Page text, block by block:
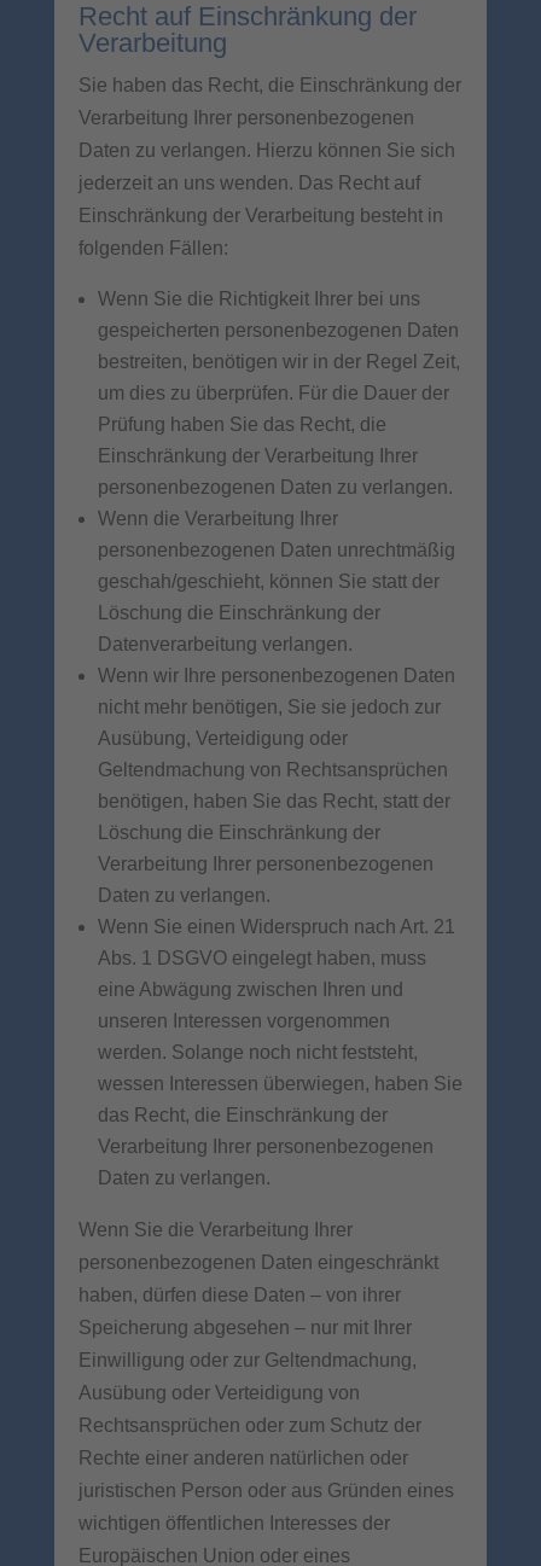
Recht auf Einschränkung der
Verarbeitung
Sie haben das Recht, die Einschränkung der
Verarbeitung Ihrer personenbezogenen
Daten zu verlangen. Hierzu können Sie sich
jederzeit an uns wenden. Das Recht auf
Einschränkung der Verarbeitung besteht in
folgenden Fällen:
Wenn Sie die Richtigkeit Ihrer bei uns
gespeicherten personenbezogenen Daten
bestreiten, benötigen wir in der Regel Zeit,
um dies zu überprüfen. Für die Dauer der
Prüfung haben Sie das Recht, die
Einschränkung der Verarbeitung Ihrer
personenbezogenen Daten zu verlangen.
Wenn die Verarbeitung Ihrer
personenbezogenen Daten unrechtmäßig
geschah/geschieht, können Sie statt der
Löschung die Einschränkung der
Datenverarbeitung verlangen.
Wenn wir Ihre personenbezogenen Daten
nicht mehr benötigen, Sie sie jedoch zur
Ausübung, Verteidigung oder
Geltendmachung von Rechtsansprüchen
benötigen, haben Sie das Recht, statt der
Löschung die Einschränkung der
Verarbeitung Ihrer personenbezogenen
Daten zu verlangen.
Wenn Sie einen Widerspruch nach Art. 21
Abs. 1 DSGVO eingelegt haben, muss
eine Abwägung zwischen Ihren und
unseren Interessen vorgenommen
werden. Solange noch nicht feststeht,
wessen Interessen überwiegen, haben Sie
das Recht, die Einschränkung der
Verarbeitung Ihrer personenbezogenen
Daten zu verlangen.
Wenn Sie die Verarbeitung Ihrer
personenbezogenen Daten eingeschränkt
haben, dürfen diese Daten – von ihrer
Speicherung abgesehen – nur mit Ihrer
Einwilligung oder zur Geltendmachung,
Ausübung oder Verteidigung von
Rechtsansprüchen oder zum Schutz der
Rechte einer anderen natürlichen oder
juristischen Person oder aus Gründen eines
wichtigen öffentlichen Interesses der
Europäischen Union oder eines